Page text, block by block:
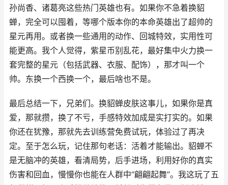
孙尚香、诸葛亮这些热门英雄也有。如果你不急着换貂
蝉，完全可以囤着，等哪个版本你的本命英雄出了超帅的
星元再用。或者换一些通用的动作、回城特效，实用性可
能更高。我个人觉得，紫星币别乱花，最好集中火力换一
套完整的星元（包括武器、衣服、配饰），那才叫一个
帅。东换一个西换一个，最后啥也不是。
最后总结一下，兄弟们。换貂蝉皮肤这事儿，如果你是真
爱，那就攒，换了不亏，手感特效加成是实打实的。如果
你还在犹豫，那就先去训练营免费试玩，体验过了再决
定。至于怎么玩，记住那句老话：活着才能输出。貂蝉不
是无脑冲的英雄，看清局势，后手进场，利用好你的真实
伤害和回血，慢慢你也能在人群中“翩翩起舞”。我这玩了五